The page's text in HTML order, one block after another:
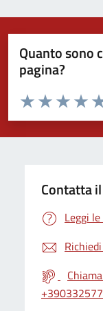
Quanto sono
pagina?
Valuta da 1 a 5 stelle
Valuta 3
Valuta 2
Valuta 1 stelle su
Contatta
Leggi